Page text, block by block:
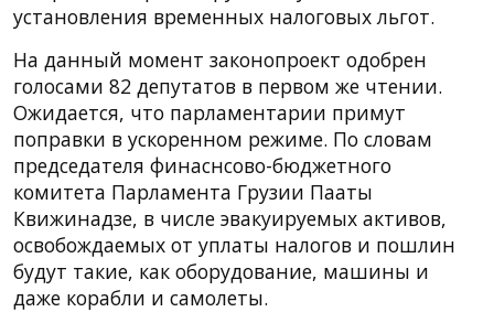
установления временных налоговых льгот.
На данный момент законопроект одобрен
голосами 82 депутатов в первом же чтении.
Ожидается, что парламентарии примут
поправки в ускоренном режиме. По словам
председателя финаснсово-бюджетного
комитета Парламента Грузии Пааты
Квижинадзе, в числе эвакуируемых активов,
освобождаемых от уплаты налогов и пошлин
будут такие, как оборудование, машины и
даже корабли и самолеты.